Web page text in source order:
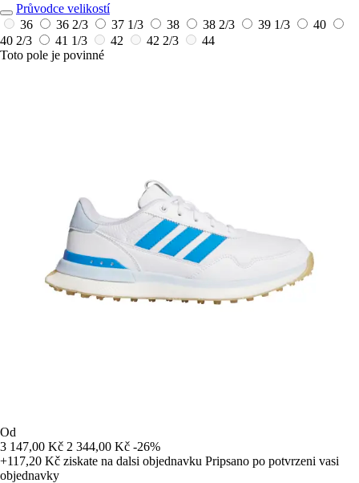
Průvodce velikostí
36
36 2/3 37 1/3 38 38 2/3 39 1/3
40
40 2/3
41 1/3 42 42 2/3
44
Toto pole je povinné
Od
3 147,00 Kč 2 344,00 Kč -26%
+117,20 Kč ziskate na dalsi objednavku Pripsano po potvrzeni vasi
objednavky